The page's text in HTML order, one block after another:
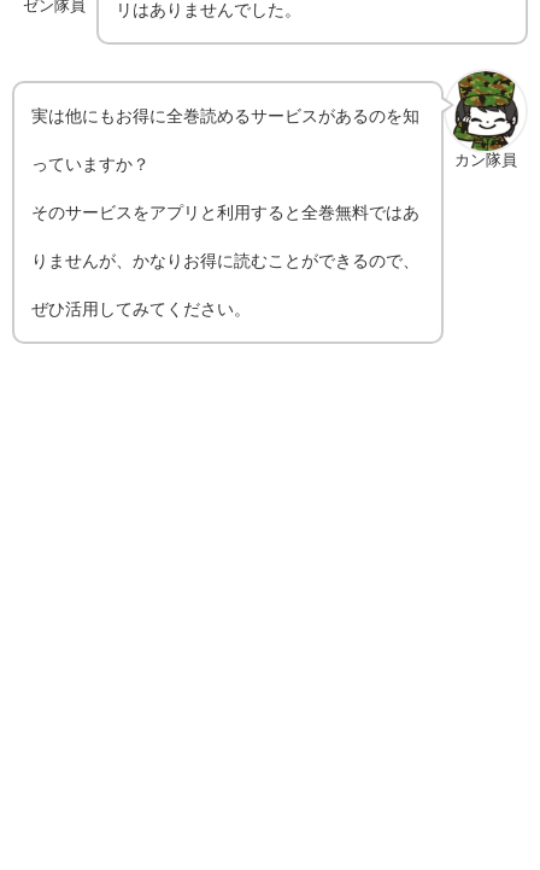
ゼン隊員 リはありませんでした。
カン隊員
実は他にもお得に全巻読めるサービスがあるのを知
っていますか？
そのサービスをアプリと利用すると全巻無料ではあ
りませんが、かなりお得に読むことができるので、
ぜひ活用してみてください。